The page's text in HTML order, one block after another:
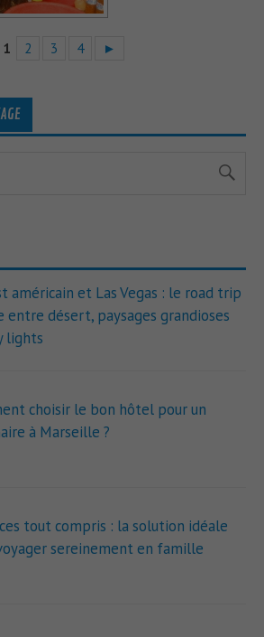
1 2 3 4 ►
américain et Las Vegas : le road trip
entre désert, paysages grandioses
lights
choisir le bon hôtel pour un
à Marseille ?
tout compris : la solution idéale
sereinement en famille